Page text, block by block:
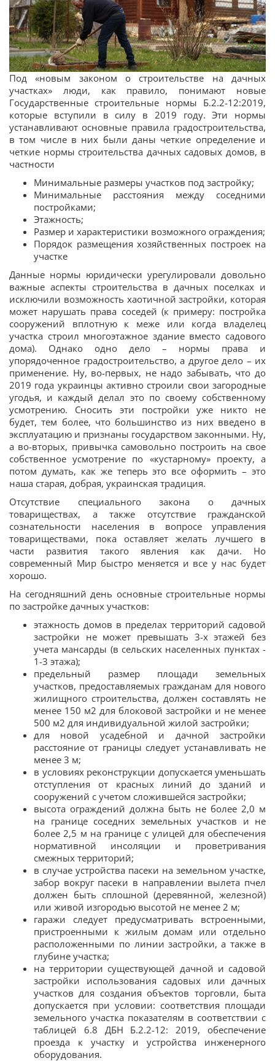
Под «новым законом о строительстве на дачных
участках» люди, как правило, понимают новые
Государственные строительные нормы Б.2.2-12:2019,
которые вступили в силу в 2019 году. Эти нормы
устанавливают основные правила градостроительства,
в том числе в них были даны четкие определение и
четкие нормы строительства дачных садовых домов, в
частности
Минимальные размеры участков под застройку;
Минимальные расстояния между соседними
постройками;
Этажность;
Размер и характеристики возможного ограждения;
Порядок размещения хозяйственных построек на
участке
Данные нормы юридически урегулировали довольно
важные аспекты строительства в дачных поселках и
исключили возможность хаотичной застройки, которая
может нарушать права соседей (к примеру: постройка
сооружений вплотную к меже или когда владелец
участка строил многоэтажное здание вместо садового
дома). Однако одно дело – нормы права и
упорядоченное градостроительство, а другое дело – их
применение. Ну, во-первых, не надо забывать, что до
2019 года украинцы активно строили свои загородные
угодья, и каждый делал это по своему собственному
усмотрению. Сносить эти постройки уже никто не
будет, тем более, что большинство из них введено в
эксплуатацию и признаны государством законными. Ну,
а во-вторых, привычка самовольно построить на свое
собственное усмотрение по «кустарному» проекту, а
потом думать, как же теперь это все оформить – это
наша старая, добрая, украинская традиция.
Отсутствие специального закона о дачных
товариществах, а также отсутствие гражданской
сознательности населения в вопросе управления
товариществами, пока оставляет желать лучшего в
части развития такого явления как дачи. Но
современный Мир быстро меняется и все у нас будет
хорошо.
На сегодняшний день основные строительные нормы
по застройке дачных участков:
этажность домов в пределах территорий садовой
застройки не может превышать 3-х этажей без
учета мансарды (в сельских населенных пунктах -
1-3 этажа);
предельный размер площади земельных
участков, предоставляемых гражданам для нового
жилищного строительства, должен составлять не
менее 150 м2 для блоковой застройки и не менее
500 м2 для индивидуальной жилой застройки;
для новой усадебной и дачной застройки
расстояние от границы следует устанавливать не
менее 3 м;
в условиях реконструкции допускается уменьшать
отступления от красных линий до зданий и
сооружений с учетом сложившейся застройки;
высота ограждений должна быть не более 2,0 м
на границе соседних земельных участков и не
более 2,5 м на границе с улицей для обеспечения
нормативной инсоляции и проветривания
смежных территорий;
в случае устройства пасеки на земельном участке,
забор вокруг пасеки в направлении вылета пчел
должен быть сплошной (деревянной, железной)
или живой изгородью высотой не менее 2 м;
гаражи следует предусматривать встроенными,
пристроенными к жилым домам или отдельно
расположенными по линии застройки, а также в
глубине участка;
на территории существующей дачной и садовой
застройки использования садовых или дачных
участков для создания объектов торговли, быта
допускается при условии: соответствия площади
земельного участка показателям в соответствии с
таблицей 6.8 ДБН Б.2.2-12: 2019, обеспечение
проезда к участку и устройства инженерного
оборудования.